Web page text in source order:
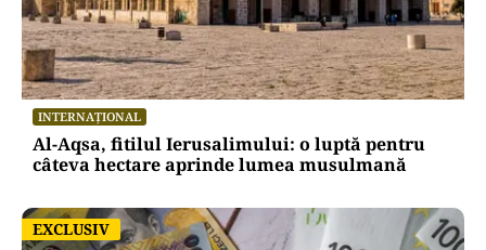
INTERNAȚIONAL
Al-Aqsa, fitilul Ierusalimului: o luptă pentru
câteva hectare aprinde lumea musulmană
EXCLUSIV
EXCLUSIV